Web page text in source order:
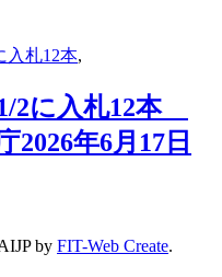
入札12本,
2に入札12本
2026年6月17日
by FIT-Web Create.